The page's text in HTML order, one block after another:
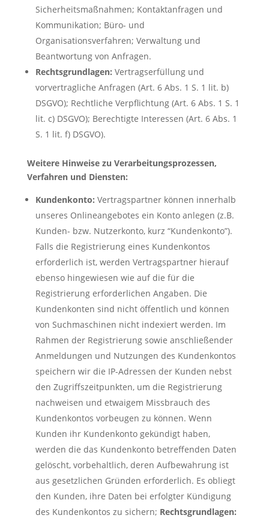
Sicherheitsmaßnahmen; Kontaktanfragen und
Kommunikation; Büro- und
Organisationsverfahren; Verwaltung und
Beantwortung von Anfragen.
Rechtsgrundlagen: Vertragserfüllung und
vorvertragliche Anfragen (Art. 6 Abs. 1 S. 1 lit. b)
DSGVO); Rechtliche Verpflichtung (Art. 6 Abs. 1 S. 1
lit. c) DSGVO); Berechtigte Interessen (Art. 6 Abs. 1
S. 1 lit. f) DSGVO).
Weitere Hinweise zu Verarbeitungsprozessen,
Verfahren und Diensten:
Kundenkonto: Vertragspartner können innerhalb
unseres Onlineangebotes ein Konto anlegen (z.B.
Kunden- bzw. Nutzerkonto, kurz “Kundenkonto”).
Falls die Registrierung eines Kundenkontos
erforderlich ist, werden Vertragspartner hierauf
ebenso hingewiesen wie auf die für die
Registrierung erforderlichen Angaben. Die
Kundenkonten sind nicht öffentlich und können
von Suchmaschinen nicht indexiert werden. Im
Rahmen der Registrierung sowie anschließender
Anmeldungen und Nutzungen des Kundenkontos
speichern wir die IP-Adressen der Kunden nebst
den Zugriffszeitpunkten, um die Registrierung
nachweisen und etwaigem Missbrauch des
Kundenkontos vorbeugen zu können. Wenn
Kunden ihr Kundenkonto gekündigt haben,
werden die das Kundenkonto betreffenden Daten
gelöscht, vorbehaltlich, deren Aufbewahrung ist
aus gesetzlichen Gründen erforderlich. Es obliegt
den Kunden, ihre Daten bei erfolgter Kündigung
des Kundenkontos zu sichern; Rechtsgrundlagen: